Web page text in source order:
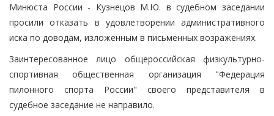
Минюста России - Кузнецов М.Ю. в судебном заседании
просили отказать в удовлетворении административного
иска по доводам, изложенным в письменных возражениях.
Заинтересованное лицо общероссийская физкультурно-
спортивная общественная организация "Федерация
пилонного спорта России" своего представителя в
судебное заседание не направило.